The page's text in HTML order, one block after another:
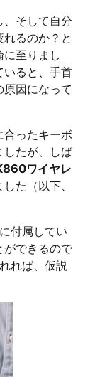
、そして自分
るのか？と
至りまし
いると、手首
因になって
合ったキーボ
したが、しば
ワイヤレ
た（以下、
付属してい
ができるので
れば、仮説